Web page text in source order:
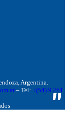
Argentina.
– Tel: +(54) 9 261